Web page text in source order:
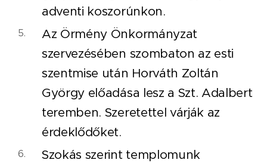
adventi koszorúnkon.
Az Örmény Önkormányzat
szervezésében szombaton az esti
szentmise után Horváth Zoltán
György előadása lesz a Szt. Adalbert
teremben. Szeretettel várják az
érdeklődőket.
Szokás szerint templomunk